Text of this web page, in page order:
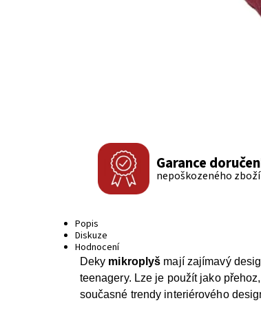
Garance
nepoškozeného zboží
Popis
Diskuze
Hodnocení
Deky mikroplyš mají zajímavý
teenagery. Lze je použít jako
současné trendy interiérového